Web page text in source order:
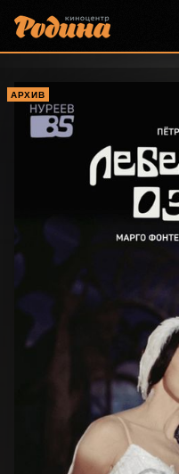
АРХИВ